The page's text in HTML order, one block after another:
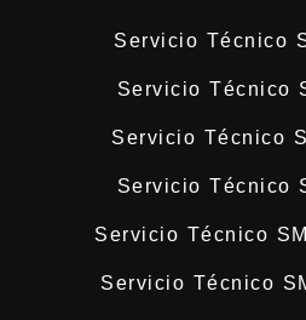
Servicio Técnico
Servicio Técnico
Servicio Técnico
Servicio Técnico
Servicio Técnico
Servicio Técnico